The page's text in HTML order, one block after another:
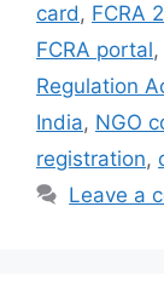
card, FCRA
FCRA portal,
Regulation
India, NGO
registration,
Leave a